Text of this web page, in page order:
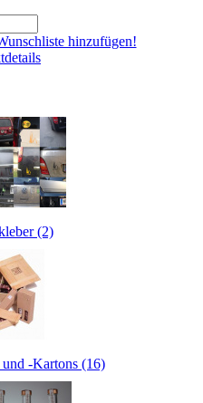
hinzufügen!
(2)
-Kartons (16)